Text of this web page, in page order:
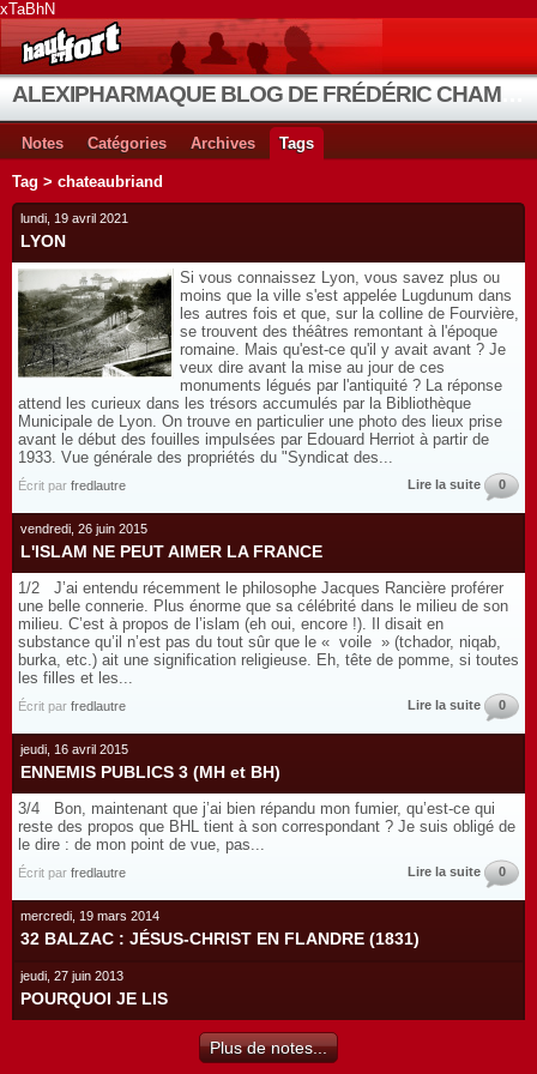
xTaBhN
Notes Catégories Archives Tags
Tag > chateaubriand
lundi, 19 avril 2021
LYON
Si vous connaissez Lyon, vous savez plus ou
moins que la ville s'est appelée Lugdunum dans
les autres fois et que, sur la colline de Fourvière,
se trouvent des théâtres remontant à l'époque
romaine. Mais qu'est-ce qu'il y avait avant ? Je
veux dire avant la mise au jour de ces
monuments légués par l'antiquité ? La réponse
attend les curieux dans les trésors accumulés par la Bibliothèque
Municipale de Lyon. On trouve en particulier une photo des lieux prise
avant le début des fouilles impulsées par Edouard Herriot à partir de
1933. Vue générale des propriétés du "Syndicat des...
Écrit par fredlautre Lire la suite 0
vendredi, 26 juin 2015
L'ISLAM NE PEUT AIMER LA FRANCE
1/2 J’ai entendu récemment le philosophe Jacques Rancière proférer
une belle connerie. Plus énorme que sa célébrité dans le milieu de son
milieu. C’est à propos de l’islam (eh oui, encore !). Il disait en
substance qu’il n’est pas du tout sûr que le « voile » (tchador, niqab,
burka, etc.) ait une signification religieuse. Eh, tête de pomme, si toutes
les filles et les...
Écrit par fredlautre Lire la suite 0
jeudi, 16 avril 2015
ENNEMIS PUBLICS 3 (MH et BH)
3/4 Bon, maintenant que j’ai bien répandu mon fumier, qu’est-ce qui
reste des propos que BHL tient à son correspondant ? Je suis obligé de
le dire : de mon point de vue, pas...
Écrit par fredlautre Lire la suite 0
mercredi, 19 mars 2014
32 BALZAC : JÉSUS-CHRIST EN FLANDRE (1831)
jeudi, 27 juin 2013
POURQUOI JE LIS
Plus de notes...